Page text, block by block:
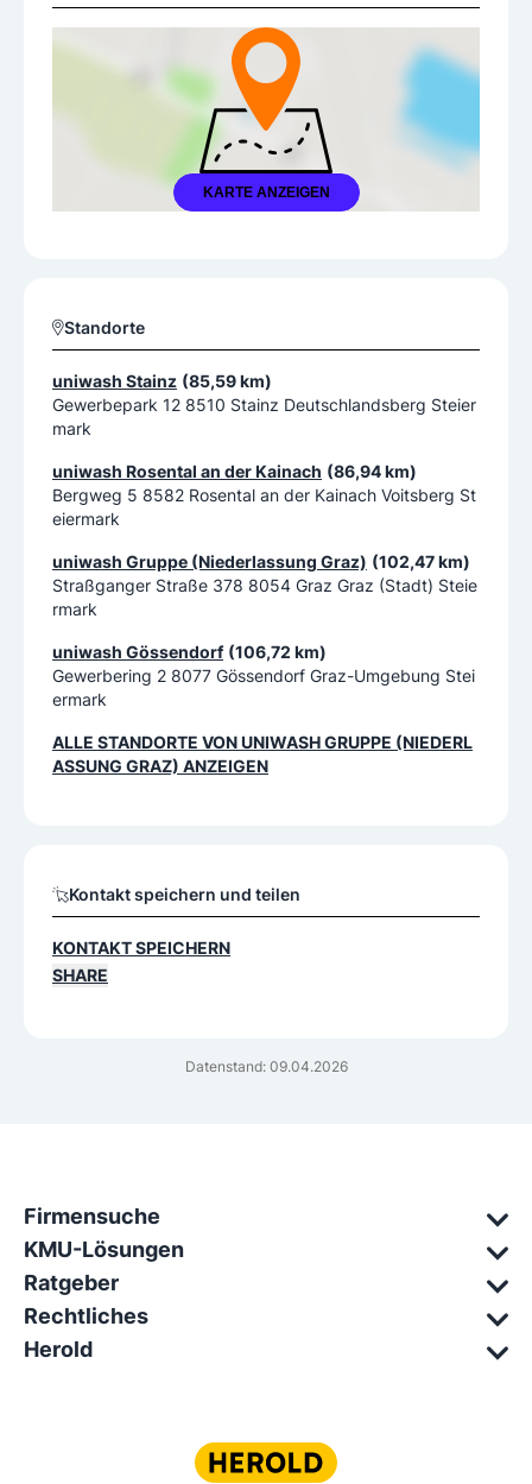
KARTE ANZEIGEN
Datenstand: 09.04.2026
Standorte
uniwash Stainz (85,59 km)
Gewerbepark 12 8510 Stainz Deutschlandsberg Steier
mark
uniwash Rosental an der Kainach (86,94 km)
Bergweg 5 8582 Rosental an der Kainach Voitsberg St
eiermark
uniwash Gruppe (Niederlassung Graz) (102,47 km)
Straßganger Straße 378 8054 Graz Graz (Stadt) Steie
rmark
uniwash Gössendorf (106,72 km)
Gewerbering 2 8077 Gössendorf Graz-Umgebung Stei
ermark
ALLE STANDORTE VONUNIWASH GRUPPE (NIEDERL
ASSUNG GRAZ) ANZEIGEN
Kontakt speichern und teilen
KONTAKT SPEICHERN
SHARE
Firmensuche
KMU-Lösungen
Ratgeber
Rechtliches
Herold